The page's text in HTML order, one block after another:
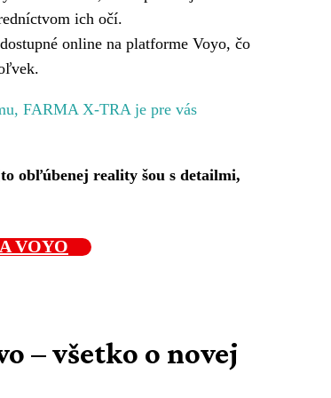
ich očí.
online na platforme Voyo, čo
FARMA X-TRA je pre vás
obľúbenej reality šou s detailmi,
VOYO
– všetko o novej